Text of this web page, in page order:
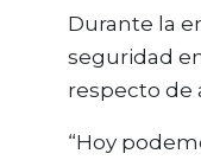
Durante la
seguridad
respecto de
“Hoy